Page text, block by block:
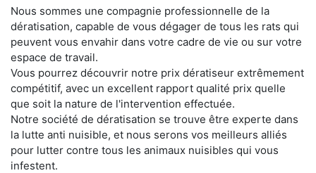
Nous sommes une compagnie professionnelle de la
dératisation, capable de vous dégager de tous les rats qui
peuvent vous envahir dans votre cadre de vie ou sur votre
espace de travail.
Vous pourrez découvrir notre prix dératiseur extrêmement
compétitif, avec un excellent rapport qualité prix quelle
que soit la nature de l'intervention effectuée.
Notre société de dératisation se trouve être experte dans
la lutte anti nuisible, et nous serons vos meilleurs alliés
pour lutter contre tous les animaux nuisibles qui vous
infestent.